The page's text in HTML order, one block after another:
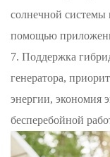
солнечной системы
помощью
7. Поддержка
генератора,
энергии, экономия
бесперебойной